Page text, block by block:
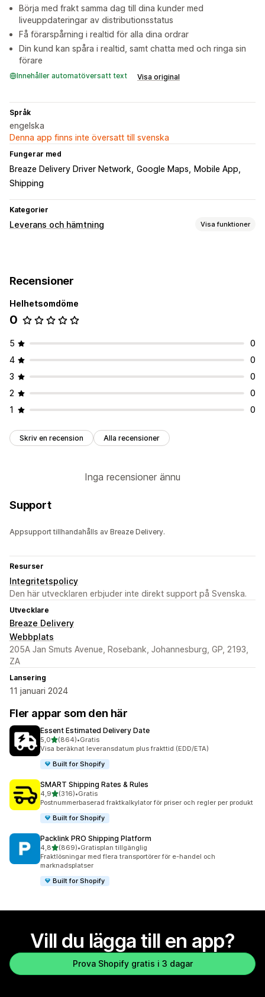
Börja med frakt samma dag till dina kunder med
liveuppdateringar av distributionsstatus
Få förarspårning i realtid för alla dina ordrar
Din kund kan spåra i realtid, samt chatta med och ringa sin
förare
Innehåller automatöversatt text Visa original
Språk
engelska
Denna app finns inte översatt till svenska
Fungerar med
Breaze Delivery Driver Network Google Maps
Mobile App
Shipping
Kategorier
Leverans och hämtning Visa funktioner
Addressvalidering
Hämtningsalternativ
Flera platser
Spårning i realtid
SMS-aviseringar Leveranskarta Beräknade leveransdagar
Förarspårning Orderspårning Leveransbevis Spåra sidor
Optimering av transportväg
Recensioner
Helhetsomdöme
0
5
0
4
0
3
0
2
0
1
0
Skriv en recension Alla recensioner
Inga recensioner ännu
Support
Appsupport tillhandahålls av Breaze Delivery.
Resurser
Integritetspolicy
Den här utvecklaren erbjuder inte direkt support på Svenska.
Utvecklare
Breaze Delivery
Webbplats
205A Jan Smuts Avenue, Rosebank, Johannesburg, GP, 2193,
ZA
Lansering
11 januari 2024
Fler appar som den här
Essent Estimated Delivery Date
5,0av 5 stjärnor
(864)
864 recensioner totalt
•Gratis
Visa beräknat leveransdatum plus frakttid (EDD/ETA)
Built for Shopify
SMART Shipping Rates & Rules
4,9av 5 stjärnor
(316)
316 recensioner totalt
•Gratis
Postnummerbaserad fraktkalkylator för priser och regler per produkt
Built for Shopify
Packlink PRO Shipping Platform
4,8av 5 stjärnor
(869)
869 recensioner totalt
•Gratisplan tillgänglig
Fraktlösningar med flera transportörer för e-handel och
marknadsplatser
Built for Shopify
Vill du lägga till en app?
Prova Shopify gratis i 3 dagar